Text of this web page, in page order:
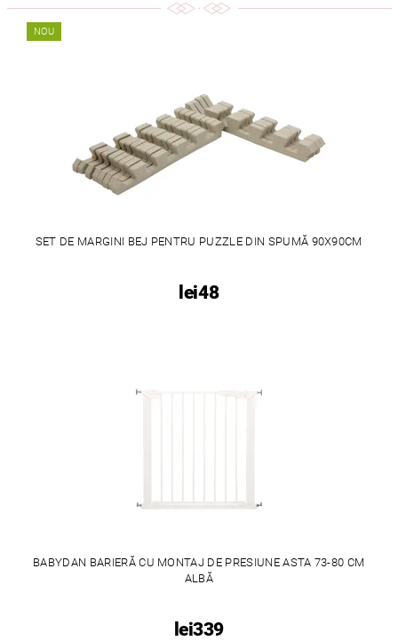
NOU
SET DE MARGINI BEJ PENTRU PUZZLE DIN SPUMĂ 90X90CM
lei48
BABYDAN BARIERĂ CU MONTAJ DE PRESIUNE ASTA 73-80 CM
ALBĂ
lei339